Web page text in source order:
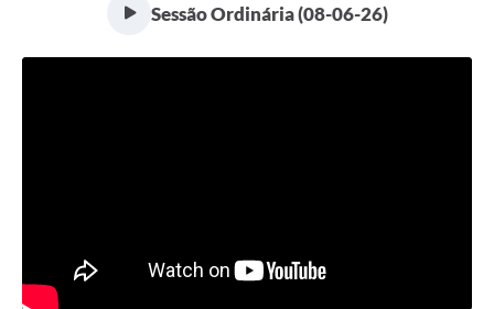
Sessão Ordinária (08-06-26)